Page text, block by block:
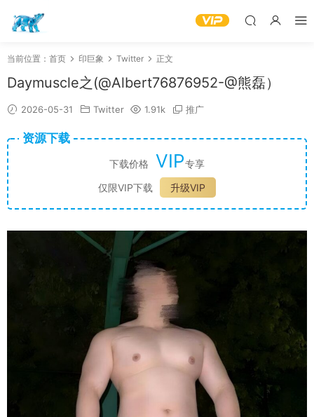
当前位置： 首页 印巨象 Twitter 正文
Daymuscle之(@Albert76876952-@熊磊）
2026-05-31 Twitter 1.91k 推广
资源下载
下载价格 VIP专享
仅限VIP下载
升级VIP